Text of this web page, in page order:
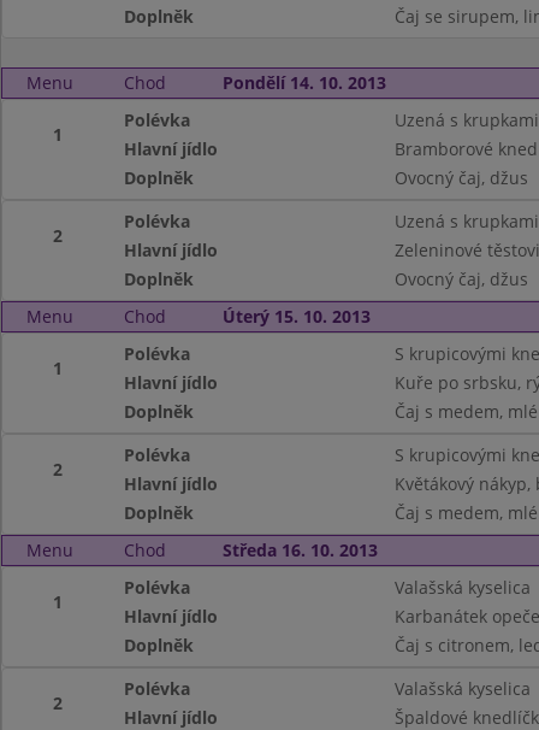
Doplněk
Čaj se sirupem,
Menu Chod Pondělí 14. 10. 2013
1
Polévka
Uzená s krupkami
Hlavní jídlo
Bramborové
Doplněk
Ovocný čaj, džus
2
Polévka
Uzená s krupkami
Hlavní jídlo
Zeleninové
Doplněk
Ovocný čaj, džus
Menu
Chod Úterý 15. 10. 2013
1
Polévka
S krupicovými
Hlavní jídlo
Kuře po srbsku,
Doplněk
Čaj s medem,
2
Polévka
S krupicovými
Hlavní jídlo
Květákový
Doplněk
Čaj s medem,
Menu
Chod Středa 16. 10. 2013
1
Polévka
Valašská kyselica
Hlavní jídlo
Karbanátek
Doplněk
Čaj s citronem,
2
Polévka
Valašská kyselica
Hlavní jídlo
Špaldové